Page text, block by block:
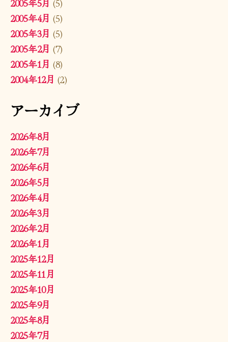
2005年4月 (5)
2005年3月 (5)
2005年2月 (7)
2005年1月 (8)
2004年12月 (2)
アーカイブ
2026年8月
2026年7月
2026年6月
2026年5月
2026年4月
2026年3月
2026年2月
2026年1月
2025年12月
2025年11月
2025年10月
2025年9月
2025年8月
2025年7月